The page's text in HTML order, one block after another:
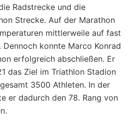
Radstrecke und die
Strecke. Auf der Marathon
mittlerweile auf fast
konnte Marco Konrad
erfolgreich abschließen. Er
das Ziel im Triathlon Stadion
3500 Athleten. In der
er dadurch den 78. Rang von